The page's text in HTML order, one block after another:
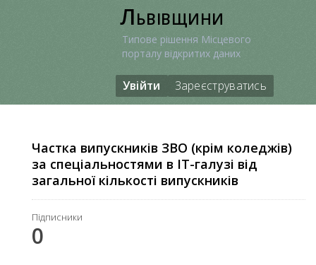
Львівщини
Типове рішення Місцевого
порталу відкритих даних
Увійти Зареєструватись
Частка випускників ЗВО (крім коледжів)
за спеціальностями в ІТ-галузі від
загальної кількості випускників
Підписники
0